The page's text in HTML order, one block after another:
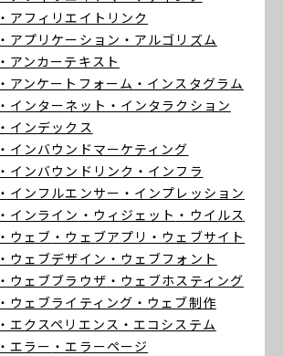
・アフィリエイトリンク
・アプリケーション ・アルゴリズム
・アンカーテキスト
・アンケートフォーム ・インスタグラム
・インターネット ・インタラクション
・インデックス
・インバウンドマーケティング
・インバウンドリンク ・インフラ
・インフルエンサー ・インプレッション
・インライン ・ウィジェット ・ウイルス
・ウェブ ・ウェブアプリ ・ウェブサイト
・ウェブデザイン ・ウェブフォント
・ウェブブラウザ ・ウェブホスティング
・ウェブライティング ・ウェブ制作
・エクスペリエンス ・エコシステム
・エラー ・エラーページ